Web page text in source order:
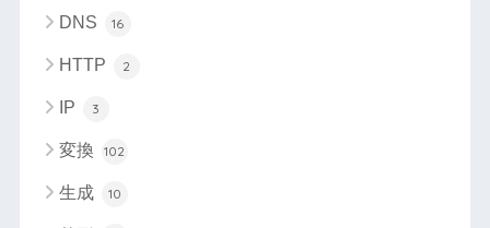
DNS 16
HTTP 2
IP 3
変換 102
生成 10